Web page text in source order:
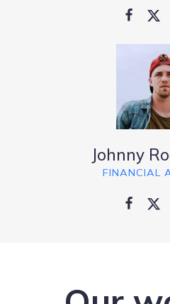
Johnny
FINANCIAL